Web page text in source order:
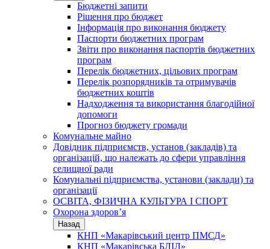
Бюджетні запити
Рішення про бюджет
Інформація про виконання бюджету
Паспорти бюджетних програм
Звіти про виконання паспортів бюджетних
програм
Перелік бюджетних, цільових програм
Перелік розпорядників та отримувачів
бюджетних коштів
Надходження та використання благодійної
допомоги
Прогноз бюджету громади
Комунальне майно
Довідник підприємств, установ (закладів) та
організацій, що належать до сфери управління
селищної ради
Комунальні підприємства, установи (заклади) та
організації
ОСВІТА, ФІЗИЧНА КУЛЬТУРА І СПОРТ
Охорона здоров’я
Назад
КНП «Макарівський центр ПМСД»
КНП «Макарівська БЛІЛ»